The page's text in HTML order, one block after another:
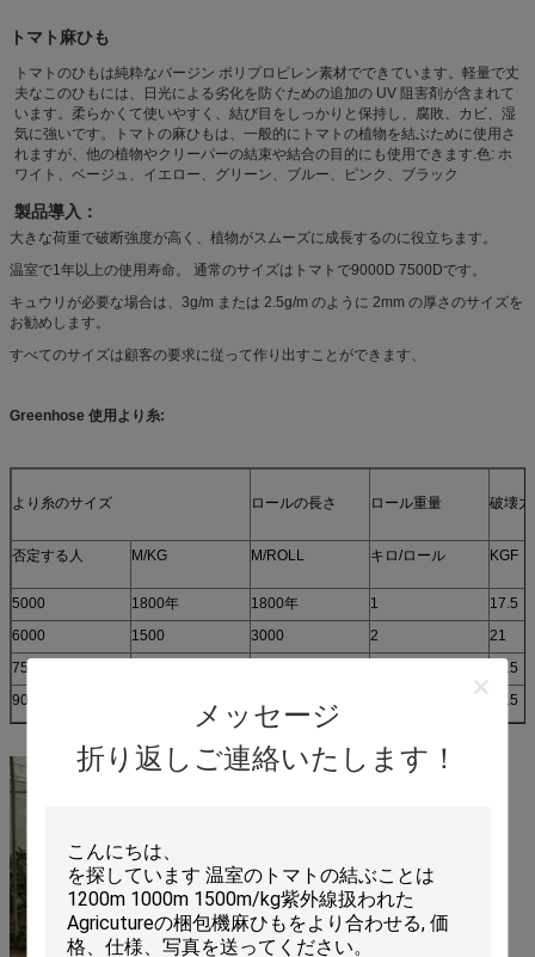
メッセージ
折り返しご連絡いたします！
トマト麻ひも
トマトのひもは純粋なバージン ポリプロピレン素材でできています。軽量で丈
夫なこのひもには、日光による劣化を防ぐための追加の UV 阻害剤が含まれて
います。柔らかくて使いやすく、結び目をしっかりと保持し、腐敗、カビ、湿
気に強いです。トマトの麻ひもは、一般的にトマトの植物を結ぶために使用さ
れますが、他の植物やクリーパーの結束や結合の目的にも使用できます.色: ホ
ワイト、ベージュ、イエロー、グリーン、ブルー、ピンク、ブラック
製品導入：
大きな荷重で破断強度が高く、植物がスムーズに成長するのに役立ちます。
温室で1年以上の使用寿命。 通常のサイズはトマトで9000D 7500Dです。
キュウリが必要な場合は、3g/m または 2.5g/m のように 2mm の厚さのサイズを
お勧めします。
すべてのサイズは顧客の要求に従って作り出すことができます、
Greenhose 使用より糸:
より糸のサイズ ロールの長さ ロール重量 破壊力
否定する人 M/KG M/ROLL キロ/ロール KGF
5000 1800年 1800年 1
17.5
6000
1500 3000 2
21
7500
26.5
9000
31.5